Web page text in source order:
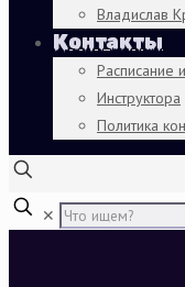
Владислав
Контакты
Расписание
Инструктора
Политика
✕